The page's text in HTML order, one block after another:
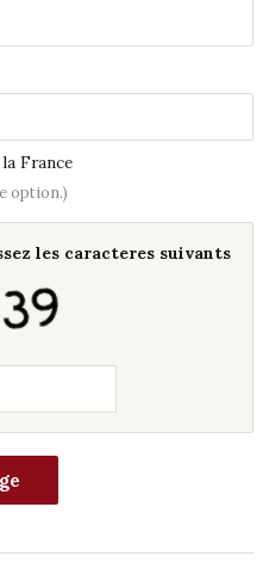
France
option.)
les caracteres suivants